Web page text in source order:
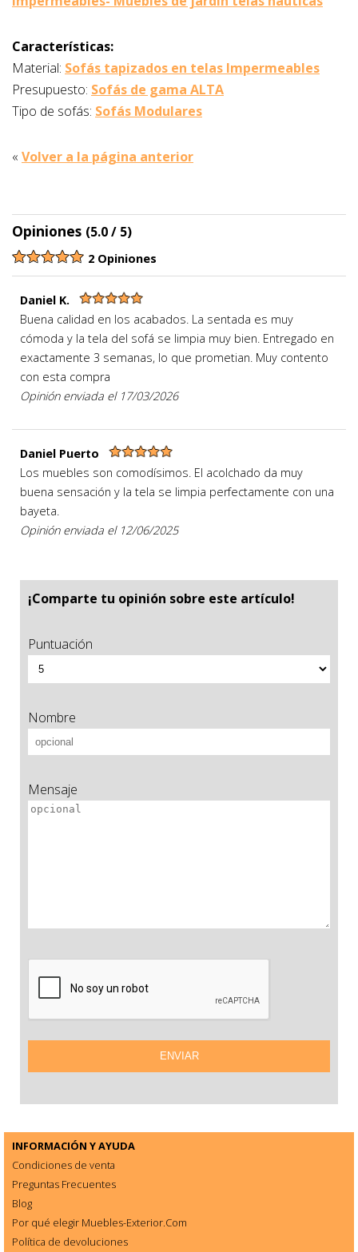
Características:
Material: Sofás tapizados en telas Impermeables
Presupuesto: Sofás de gama ALTA
Tipo de sofás: Sofás Modulares
« Volver a la página anterior
Opiniones (5.0 / 5)
2 Opiniones
Daniel K.
Buena calidad en los acabados. La sentada es muy
cómoda y la tela del sofá se limpia muy bien. Entregado en
exactamente 3 semanas, lo que prometian. Muy contento
con esta compra
Opinión enviada el 17/03/2026
Daniel Puerto
Los muebles son comodísimos. El acolchado da muy
buena sensación y la tela se limpia perfectamente con una
bayeta.
Opinión enviada el 12/06/2025
¡Comparte tu opinión sobre este artículo!
Puntuación
Nombre
Mensaje
INFORMACIÓN Y AYUDA
Condiciones de venta
Preguntas Frecuentes
Blog
Por qué elegir Muebles-Exterior.Com
Política de devoluciones